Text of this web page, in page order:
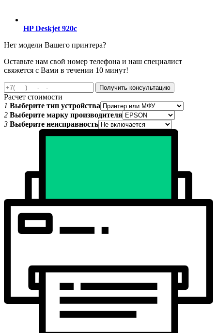
HP Deskjet 920c
Нет модели Вашего принтера?
Оставьте нам свой номер телефона и наш специалист
свяжется с Вами в течении 10 минут!
Получить консультацию
Расчет стоимости
1 Выберите тип устройства
2 Выберите марку производителя
3 Выберите неисправность